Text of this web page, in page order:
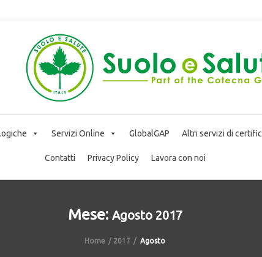
Servizi Online GlobalGAP Altri servizi di
Contatti Privacy Policy Lavora con noi
Mese: Agosto 2017
Home 2017 Agosto